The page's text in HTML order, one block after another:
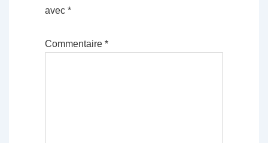
avec *
Commentaire *